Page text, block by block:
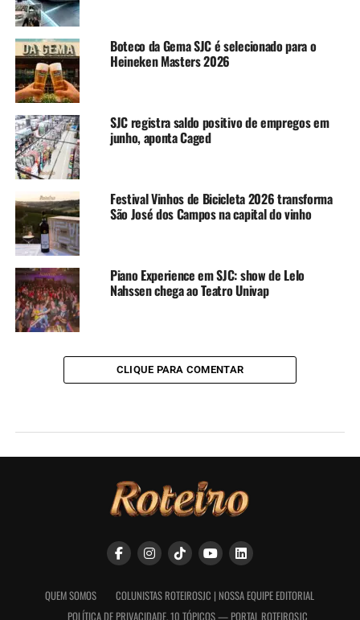
Boteco da Gema SJC é selecionado para o
Heineken Masters 2026
SJC registra saldo positivo de empregos em
junho, aponta Caged
Festival Vinhos de Bicicleta 2026 transforma
São José dos Campos na capital do vinho
Piano Experience em SJC: show de Lelo
Nahssen chega ao Teatro Univap
CLIQUE PARA COMENTAR
QUEM SOMOS
COLUNISTAS ROTEIROSJC | NOSSA EQUIPE EDITORIAL
POLÍTICA DE PRIVACIDADE, 10 TÓPICOS — PORTAL ROTEIROSJC